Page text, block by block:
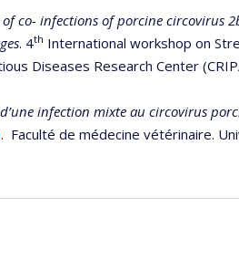
of co- infections of porcine circovirus
. 4th International workshop on
Diseases Research Center
infection mixte au circovirus
. Faculté de médecine vétérinaire.